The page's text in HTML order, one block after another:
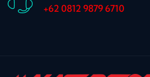
+62 0812 9879 6710